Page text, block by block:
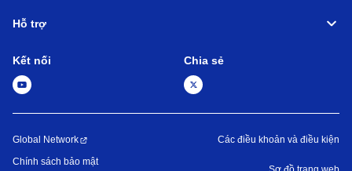
Hỗ trợ
Kết nối Chia sẻ
Global Network
Chính sách bảo mật
Các điều khoản và điều kiện